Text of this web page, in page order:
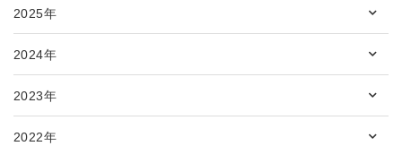
2025年
2024年
2023年
2022年